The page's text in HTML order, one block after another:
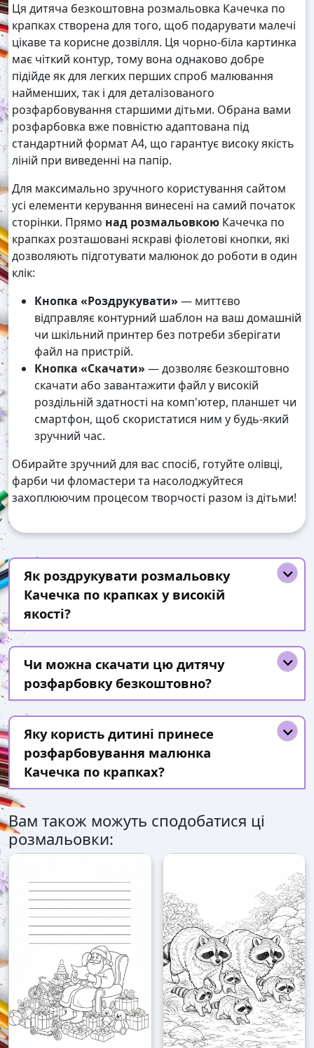
Ця дитяча безкоштовна розмальовка Качечка по
крапках створена для того, щоб подарувати малечі
цікаве та корисне дозвілля. Ця чорно-біла картинка
має чіткий контур, тому вона однаково добре
підійде як для легких перших спроб малювання
найменших, так і для деталізованого
розфарбовування старшими дітьми. Обрана вами
розфарбовка вже повністю адаптована під
стандартний формат А4, що гарантує високу якість
ліній при виведенні на папір.
Для максимально зручного користування сайтом
усі елементи керування винесені на самий початок
сторінки. Прямо над розмальовкою Качечка по
крапках розташовані яскраві фіолетові кнопки, які
дозволяють підготувати малюнок до роботи в один
клік:
Кнопка «Роздрукувати» — миттєво
відправляє контурний шаблон на ваш домашній
чи шкільний принтер без потреби зберігати
файл на пристрій.
Кнопка «Скачати» — дозволяє безкоштовно
скачати або завантажити файл у високій
роздільній здатності на комп'ютер, планшет чи
смартфон, щоб скористатися ним у будь-який
зручний час.
Обирайте зручний для вас спосіб, готуйте олівці,
фарби чи фломастери та насолоджуйтеся
захоплюючим процесом творчості разом із дітьми!
Як роздрукувати розмальовку
Качечка по крапках у високій
якості?
Чи можна скачати цю дитячу
розфарбовку безкоштовно?
Яку користь дитині принесе
розфарбовування малюнка
Качечка по крапках?
Вам також можуть сподобатися ці
розмальовки: